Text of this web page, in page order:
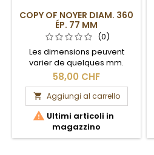
COPY OF NOYER DIAM. 360
ÉP. 77 MM
(0)
Les dimensions peuvent
varier de quelques mm.
Section brute.
58,00 CHF
 Aggiungi al carrello
 Ultimi articoli in
magazzino